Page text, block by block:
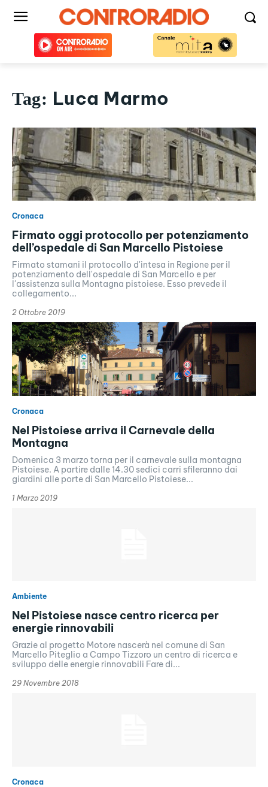
Tag: Luca Marmo
Cronaca
Firmato oggi protocollo per potenziamento
dell’ospedale di San Marcello Pistoiese
Firmato stamani il protocollo d'intesa in Regione per il
potenziamento dell'ospedale di San Marcello e per
l'assistenza sulla Montagna pistoiese. Esso prevede il
collegamento...
2 Ottobre 2019
Cronaca
Nel Pistoiese arriva il Carnevale della
Montagna
Domenica 3 marzo torna per il carnevale sulla montagna
Pistoiese. A partire dalle 14.30 sedici carri sfileranno dai
giardini alle porte di San Marcello Pistoiese...
1 Marzo 2019
Ambiente
Nel Pistoiese nasce centro ricerca per
energie rinnovabili
Grazie al progetto Motore nascerà nel comune di San
Marcello Piteglio a Campo Tizzoro un centro di ricerca e
sviluppo delle energie rinnovabili Fare di...
29 Novembre 2018
Cronaca